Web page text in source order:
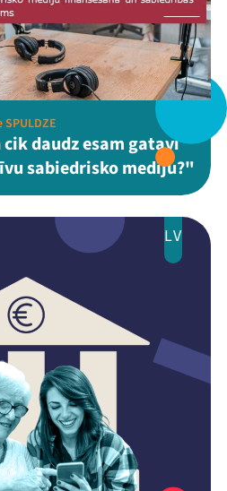
LAMPĀ 2026
X Instagram
daudz esam gatavi
sabiedrisko mediju?"
LV